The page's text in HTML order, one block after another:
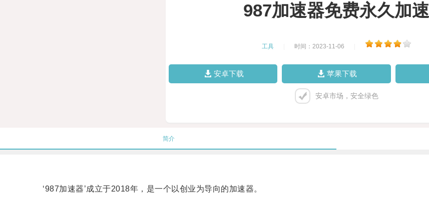
987加速器免费永久加速
工具 时间：2023-11-06
安卓下载 苹果下载
安卓市场，安全绿色
简介
‘987加速器’成立于2018年，是一个以创业为导向的加速器。